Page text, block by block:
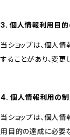
3. 個人情報利用目的
当ショップは、個人
することがあり、変
4. 個人情報利用の
当ショップは、個人
用目的の達成に必要